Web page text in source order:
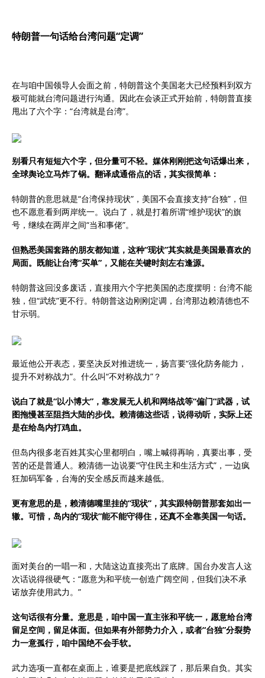
特朗普一句话给台湾问题“定调”
在与咱中国领导人会面之前，特朗普这个美国老大已经预料到双方
极可能就台湾问题进行沟通。因此在会谈正式开始前，特朗普直接
甩出了六个字：“台湾就是台湾”。
别看只有短短六个字，但分量可不轻。媒体刚刚把这句话爆出来，
全球舆论立马炸了锅。翻译成通俗点的话，其实很简单：
特朗普的意思就是“台湾保持现状”，美国不会直接支持“台独”，但
也不愿意看到两岸统一。说白了，就是打着所谓“维护现状”的旗
号，继续在两岸之间“当和事佬”。
但熟悉美国套路的朋友都知道，这种“现状”其实就是美国最喜欢的
局面。既能让台湾“买单”，又能在关键时刻左右逢源。
特朗普这回没多废话，直接用六个字把美国的态度摆明：台湾不能
独，但“武统”更不行。特朗普这边刚刚定调，台湾那边赖清德也不
甘示弱。
最近他公开表态，要坚决反对推进统一，扬言要“强化防务能力，
提升不对称战力”。什么叫“不对称战力”？
说白了就是“以小博大”，靠发展无人机和网络战等“偏门”武器，试
图拖慢甚至阻挡大陆的步伐。赖清德这些话，说得动听，实际上还
是在给岛内打鸡血。
但岛内很多老百姓其实心里都明白，嘴上喊得再响，真要出事，受
苦的还是普通人。赖清德一边说要“守住民主和生活方式”，一边疯
狂加码军备，台海的安全感反而越来越低。
更有意思的是，赖清德嘴里挂的“现状”，其实跟特朗普那套如出一
辙。可惜，岛内的“现状”能不能守得住，还真不全靠美国一句话。
面对美台的一唱一和，大陆这边直接亮出了底牌。国台办发言人这
次话说得很硬气：“愿意为和平统一创造广阔空间，但我们决不承
诺放弃使用武力。”
这句话很有分量。意思是，咱中国一直主张和平统一，愿意给台湾
留足空间，留足体面。但如果有外部势力介入，或者“台独”分裂势
力一意孤行，咱中国绝不会手软。
武力选项一直都在桌面上，谁要是把底线踩了，那后果自负。其实